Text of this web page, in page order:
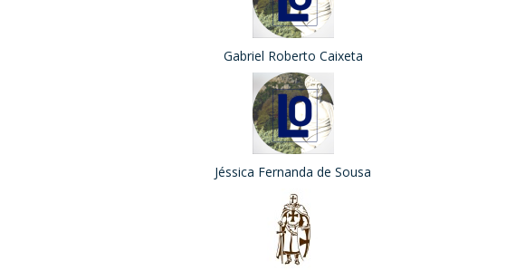
Gabriel Roberto Caixeta
Jéssica Fernanda de Sousa